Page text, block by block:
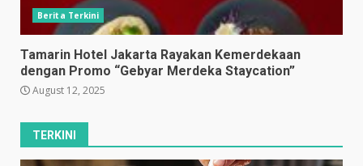
Berita Terkini
Tamarin Hotel Jakarta Rayakan Kemerdekaan
dengan Promo “Gebyar Merdeka Staycation”
August 12, 2025
TERKINI